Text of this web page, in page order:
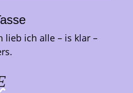
lieb ich alle – is klar –